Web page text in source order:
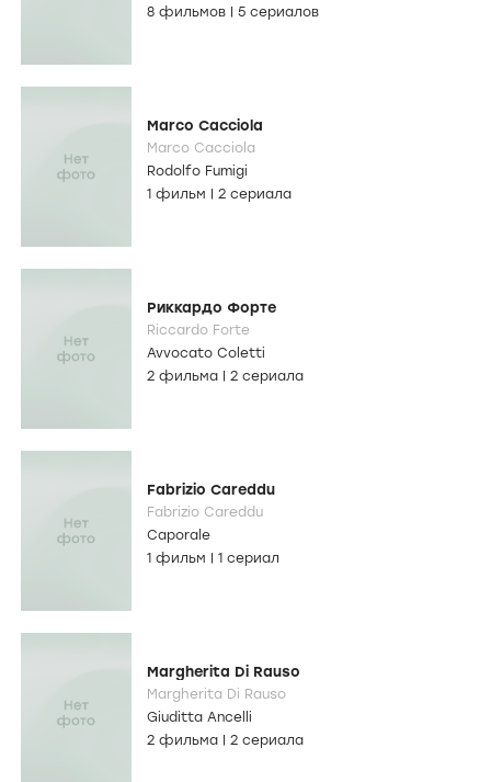
8 фильмов 5 сериалов
Marco Cacciola
Marco Cacciola
Rodolfo Fumigi
1 фильм
2 сериала
Риккардо Форте
Riccardo Forte
Avvocato Coletti
2 фильма
2 сериала
Fabrizio Careddu
Fabrizio Careddu
Caporale
1 фильм
1 сериал
Margherita Di Rauso
Margherita Di Rauso
Giuditta Ancelli
2 фильма
2 сериала